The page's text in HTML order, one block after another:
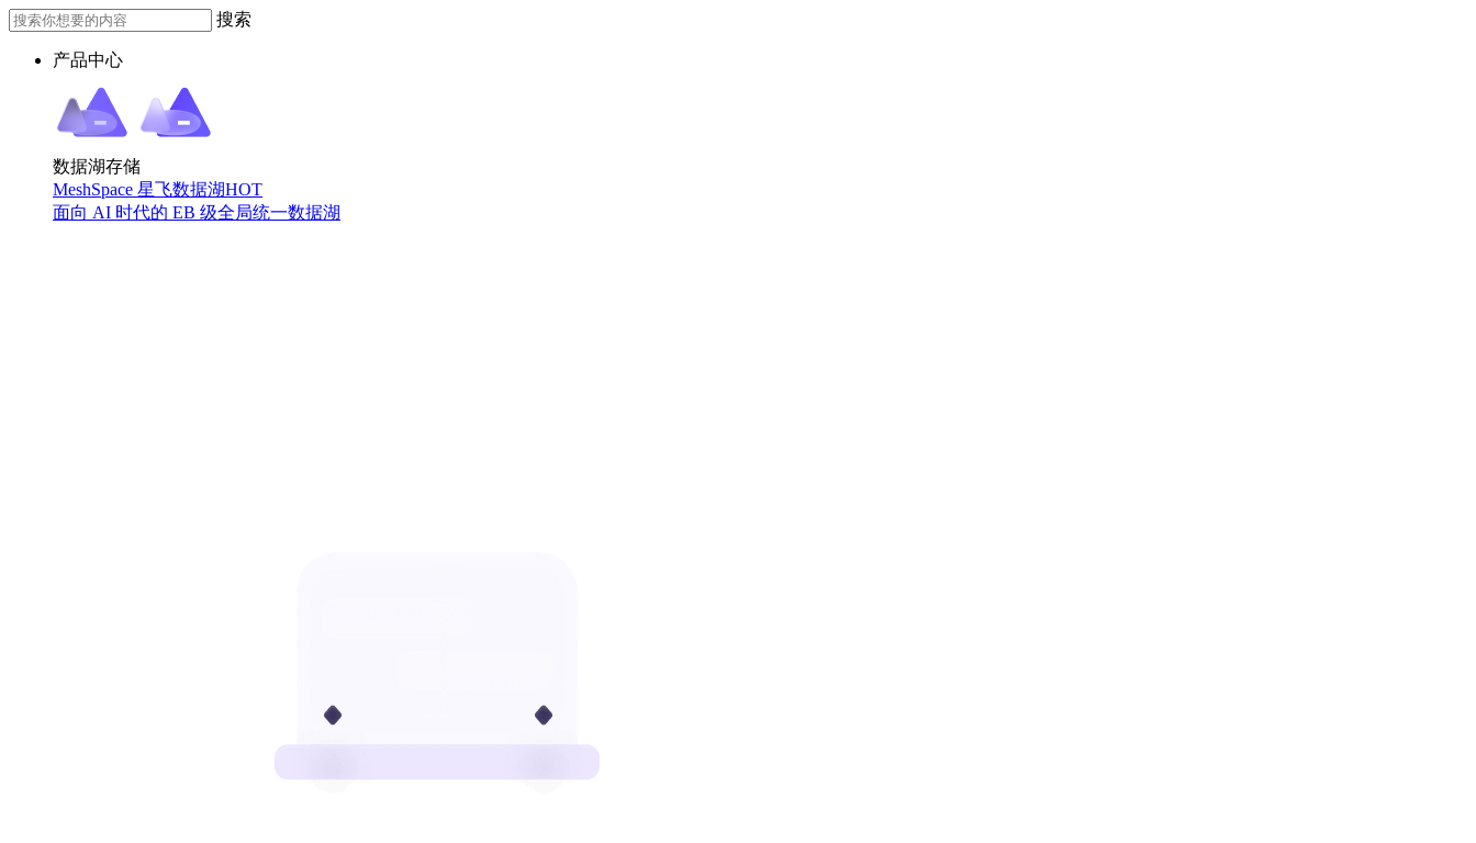
搜索
产品中心
数据湖存储
MeshSpace 星飞数据湖HOT
面向 AI 时代的 EB 级全局统一数据湖